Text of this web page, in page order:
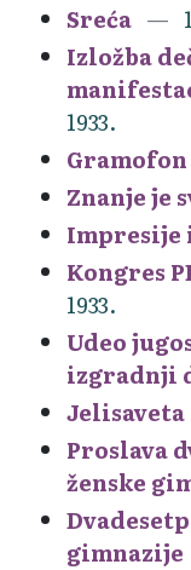
Sreća
Izložba
1933.
Gramofon
Znanje je
Impresije
Kongres
1933.
Udeo
izgradnji
Proslava
ženske
gimnazije